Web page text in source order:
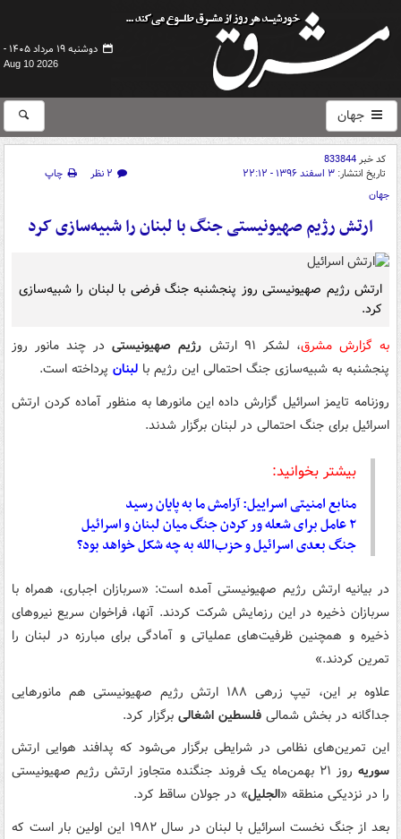
دوشنبه ۱۹ مرداد ۱۴۰۵ -
Aug 10 2026
جهان
کد خبر833844
تاریخ انتشار: ۳ اسفند ۱۳۹۶ - ۲۲:۱۲ ۲ نظر
چاپ
جهان
ارتش رژیم صهیونیستی جنگ با لبنان را شبیه‌سازی کرد
ارتش رژیم صهیونیستی روز پنجشنبه جنگ فرضی با لبنان را شبیه‌سازی
کرد.
به گزارش مشرق، لشکر ۹۱ ارتش رژیم صهیونیستیدر چند مانور روز
پنجشنبه به شبیه‌سازی جنگ احتمالی این رژیم با لبنان پرداخته است.
روزنامه تایمز اسرائیل گزارش داده این مانورها به منظور آماده کردن ارتش
اسرائیل برای جنگ احتمالی در لبنان برگزار شدند.
بیشتر بخوانید:
منابع امنیتی اسراییل: آرامش ما به پایان رسید
۲ عامل برای شعله ور کردن جنگ میان لبنان و اسرائیل
جنگ بعدی اسرائیل و حزب‌الله به چه شکل خواهد بود؟
در بیانیه ارتش رژیم صهیونیستی آمده است: «سربازان اجباری، همراه با
سربازان ذخیره در این رزمایش شرکت کردند. آنها، فراخوان سریع نیروهای
ذخیره و همچنین ظرفیت‌های عملیاتی و آمادگی برای مبارزه در لبنان را
تمرین کردند.»
علاوه بر این، تیپ زرهی ۱۸۸ ارتش رژیم صهیونیستی هم مانورهایی
جداگانه در بخش شمالی فلسطین اشغالی برگزار کرد.
این تمرین‌های نظامی در شرایطی برگزار می‌شود که پدافند هوایی ارتش
سوریه
روز ۲۱ بهمن‌ماه یک فروند جنگنده متجاوز ارتش رژیم صهیونیستی
را در نزدیکی منطقه «الجلیل» در جولان ساقط کرد.
بعد از جنگ نخست اسرائیل با لبنان در سال ۱۹۸۲ این اولین بار است که